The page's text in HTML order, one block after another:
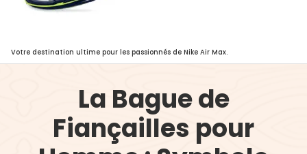
Votre destination ultime pour les passionnés de Nike Air Max.
La Bague de
Fiançailles pour